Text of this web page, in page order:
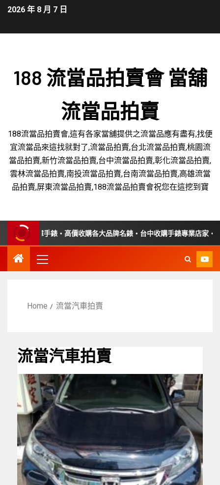
2026 年 8 月 7 日
188 流當品拍賣會 當舖
流當品拍賣
188流當品拍賣會,這有各家當舖提供之流當品應有盡有,找便
宜流當品來這找就對了,流當品拍賣,台北流當品拍賣,桃園流
當品拍賣,新竹流當品拍賣,台中流當品拍賣,彰化流當品拍賣,
雲林流當品拍賣,南投流當品拍賣,台南流當品拍賣,高雄流當
品拍賣,屏東流當品拍賣,188流當品拍賣會祝您在這挖到寶
購故障手錶・高價收購各大品牌名錶・台中收購手錶專業店家・平價
Home 流當汽車拍賣
流當汽車拍賣